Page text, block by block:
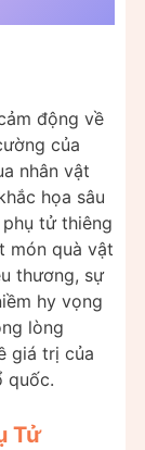
động về
của
nhân vật
họa sâu
tử thiêng
món quà vật
thương, sự
hy vọng
lòng
giá trị của
quốc.
Tử